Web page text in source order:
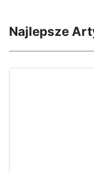
Najlepsze